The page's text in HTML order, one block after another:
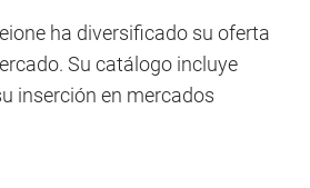
ha diversificado su oferta
Su catálogo incluye
inserción en mercados